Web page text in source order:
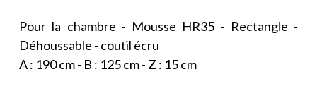
Pour la chambre - Mousse HR35 - Rectangle -
Déhoussable - coutil écru
A : 190 cm - B : 125 cm - Z : 15 cm